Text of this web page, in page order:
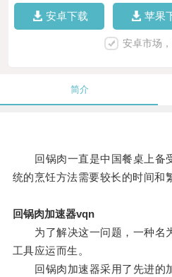
安卓下载 苹果
安卓市场
简介
回锅肉一直是中国餐桌上备
统的烹饪方法需要较长的时间和
回锅肉加速器vqn
为了解决这一问题，一种名
工具应运而生。
回锅肉加速器采用了先进的